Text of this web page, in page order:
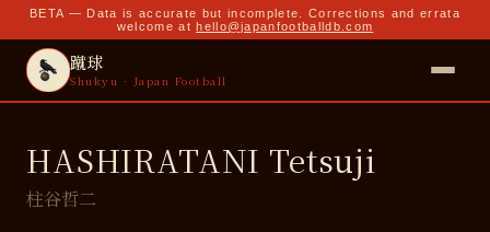
BETA — Data is accurate but incomplete. Corrections and errata
welcome at hello@japanfootballdb.com
蹴球
Shukyu · Japan Football
HASHIRATANI Tetsuji
柱谷哲二